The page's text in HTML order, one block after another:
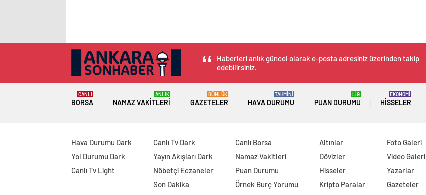
Haberleri anlık güncel olarak e-posta adresiniz üzerinden takip
edebilirsiniz.
BORSA
CANLI
NAMAZ VAKITLERI
ANLIK
GAZETELER
GÜNLÜK
HAVA DURUMU
TAHMİNİ
PUAN DURUMU
LİG
HISSELER
EKONOMİ
Hava Durumu Dark
Yol Durumu Dark
Canlı Tv Light
Canlı Tv Dark
Yayın Akışları Dark
Nöbetçi Eczaneler
Son Dakika
Canlı Borsa
Namaz Vakitleri
Puan Durumu
Örnek Burç Yorumu
Altınlar
Dövizler
Hisseler
Kripto Paralar
Foto Galeri
Video Galeri
Yazarlar
Gazeteler